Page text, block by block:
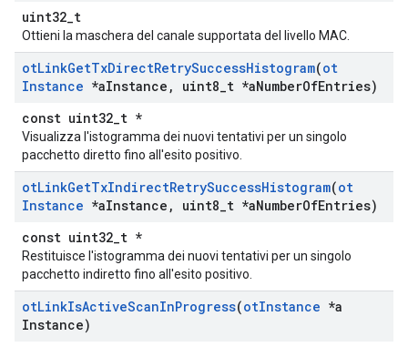
uint32_t
Ottieni la maschera del canale supportata del livello MAC.
otLinkGetTxDirectRetrySuccessHistogram(ot
Instance *aInstance , uint8 t *aNumberOfEntries)
const uint32_t *
Visualizza l'istogramma dei nuovi tentativi per un singolo
pacchetto diretto fino all'esito positivo.
otLinkGetTxIndirectRetrySuccessHistogram(ot
Instance *aInstance , uint8 t *aNumberOfEntries)
const uint32_t *
Restituisce l'istogramma dei nuovi tentativi per un singolo
pacchetto indiretto fino all'esito positivo.
otLinkIsActiveScanInProgress(otInstance *a
Instance)